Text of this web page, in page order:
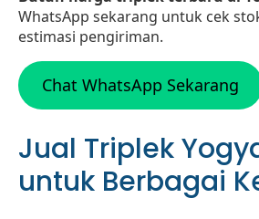
WhatsApp sekarang untuk cek
estimasi pengiriman.
Chat WhatsApp Sekarang
Jual Triplek
untuk Berbagai